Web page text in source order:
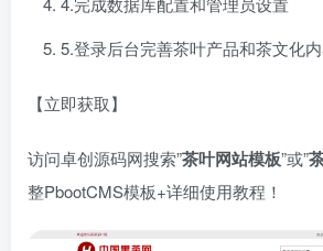
5.登录后台完善茶叶产品和茶文化
【立即获取】
访问卓创源码网搜索”​茶叶网站模板​”或”​
整PbootCMS模板+详细使用教程！